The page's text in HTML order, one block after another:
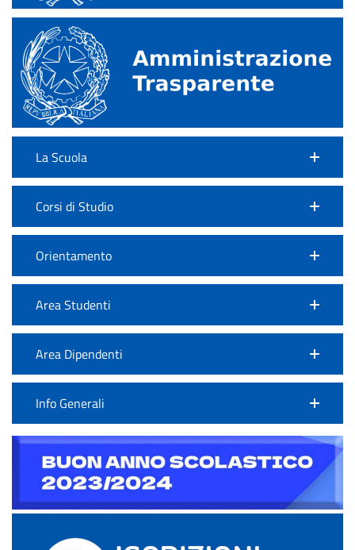
La Scuola
Corsi di Studio
Orientamento
Area Studenti
Area Dipendenti
Info Generali